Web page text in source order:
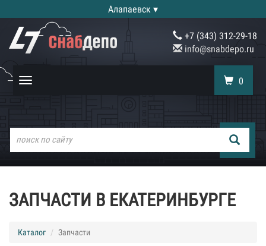
Алапаевск ▾
+7 (343) 312-29-18
info@snabdepo.ru
Toggle
0
ЗАПЧАСТИ В ЕКАТЕРИНБУРГЕ
Каталог Запчасти